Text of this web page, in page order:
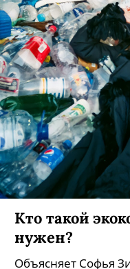
Кто такой
нужен?
Объясняет Софья